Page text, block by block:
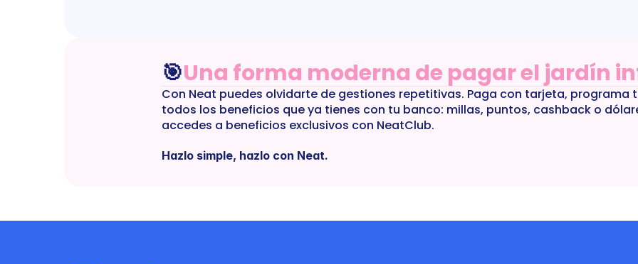
🎯Una forma moderna de pagar el jardín
Con Neat puedes olvidarte de gestiones repetitivas. Paga con tarjeta, programa
todos los beneficios que ya tienes con tu banco: millas, puntos, cashback o
accedes a beneficios exclusivos con NeatClub.
Hazlo simple, hazlo con Neat.